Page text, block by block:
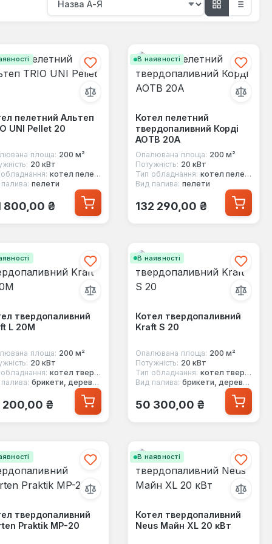
пелетний Альтеп
UNI Pellet 20
площа: 200 м²
20 кВт
котел пелетний
пелети
ціна:
800,00 ₴
В наявності
Котел пелетний
твердопаливний Корді
АОТВ 20А
Опалювана площа: 200 м²
Потужність: 20 кВт
Тип обладнання: котел пелетний
Вид палива: пелети
Звичайна ціна:
132 290,00 ₴
твердопаливний
L 20M
площа: 200 м²
20 кВт
котел твердопаливний
брикети, дерево, вугілля, стружка
ціна:
200,00 ₴
В наявності
Котел твердопаливний
Kraft S 20
Опалювана площа: 200 м²
Потужність: 20 кВт
Тип обладнання: котел твердопаливний
Вид палива: брикети, дерево, вугілля, стружка
Звичайна ціна:
50 300,00 ₴
твердопаливний
Praktik MP-20
В наявності
Котел твердопаливний
Neus Майн XL 20 кВт